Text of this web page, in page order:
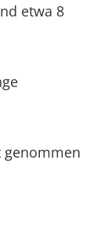
etwa 8
genommen